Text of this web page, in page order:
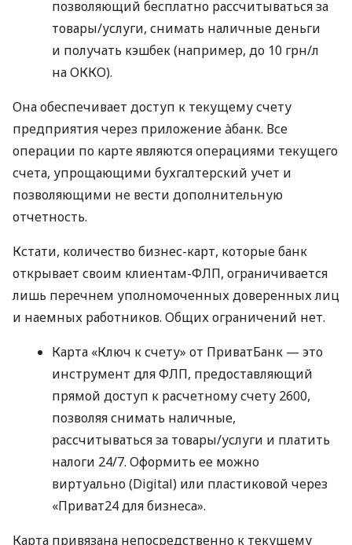
позволяющий бесплатно рассчитываться за
товары/услуги, снимать наличные деньги
и получать кэшбек (например, до 10 грн/л
на ОККО).
Она обеспечивает доступ к текущему счету
предприятия через приложение àбанк. Все
операции по карте являются операциями текущего
счета, упрощающими бухгалтерский учет и
позволяющими не вести дополнительную
отчетность.
Кстати, количество бизнес-карт, которые банк
открывает своим клиентам-ФЛП, ограничивается
лишь перечнем уполномоченных доверенных лиц
и наемных работников. Общих ограничений нет.
Карта «Ключ к счету» от ПриватБанк — это
инструмент для ФЛП, предоставляющий
прямой доступ к расчетному счету 2600,
позволяя снимать наличные,
рассчитываться за товары/услуги и платить
налоги 24/7. Оформить ее можно
виртуально (Digital) или пластиковой через
«Приват24 для бизнеса».
Карта привязана непосредственно к текущему